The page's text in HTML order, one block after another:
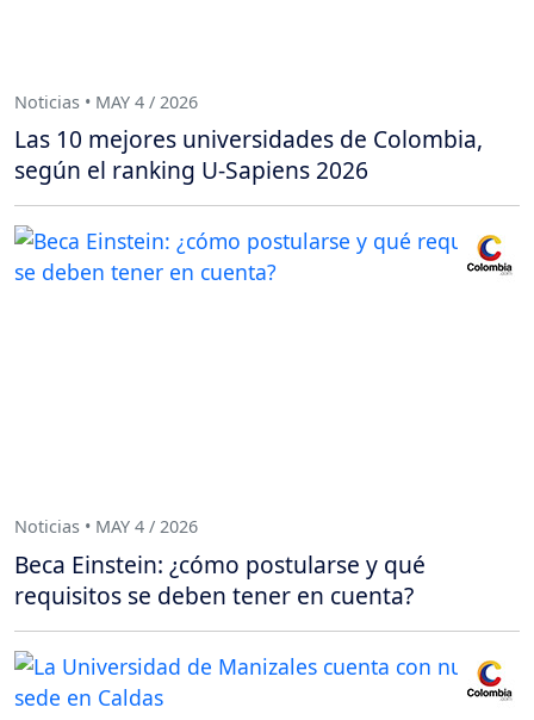
Noticias • MAY 4 / 2026
Las 10 mejores universidades de Colombia,
según el ranking U-Sapiens 2026
Noticias • MAY 4 / 2026
Beca Einstein: ¿cómo postularse y qué
requisitos se deben tener en cuenta?